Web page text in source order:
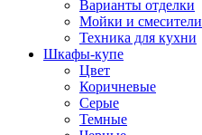
Варианты отделки
Мойки и смесители
Техника для кухни
Шкафы-купе
Цвет
Коричневые
Серые
Темные